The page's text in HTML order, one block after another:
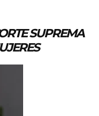
SUPREMA